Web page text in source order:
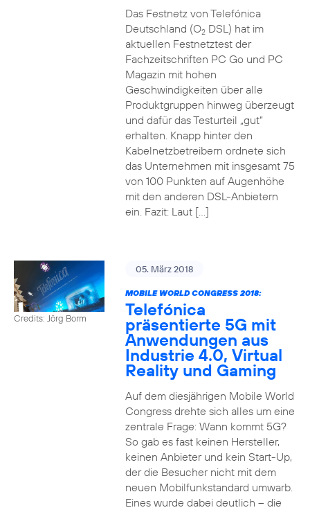
Das Festnetz von Telefónica
Deutschland (O2DSL) hat im
aktuellen Festnetztest der
Fachzeitschriften PC Go und PC
Magazin mit hohen
Geschwindigkeiten über alle
Produktgruppen hinweg überzeugt
und dafür das Testurteil „gut“
erhalten. Knapp hinter den
Kabelnetzbetreibern ordnete sich
das Unternehmen mit insgesamt 75
von 100 Punkten auf Augenhöhe
mit den anderen DSL-Anbietern
ein. Fazit: Laut […]
Credits: Jörg Borm
05. März 2018
MOBILE WORLD CONGRESS 2018:
Telefónica
präsentierte 5G mit
Anwendungen aus
Industrie 4.0, Virtual
Reality und Gaming
Auf dem diesjährigen Mobile World
Congress drehte sich alles um eine
zentrale Frage: Wann kommt 5G?
So gab es fast keinen Hersteller,
keinen Anbieter und kein Start-Up,
der die Besucher nicht mit dem
neuen Mobilfunkstandard umwarb.
Eines wurde dabei deutlich – die